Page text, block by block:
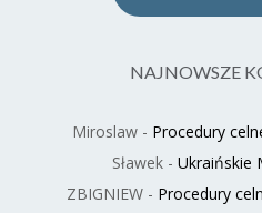
NAJNOWSZE
Miroslaw- Procedury
Sławek- Ukraińskie
ZBIGNIEW- Procedury